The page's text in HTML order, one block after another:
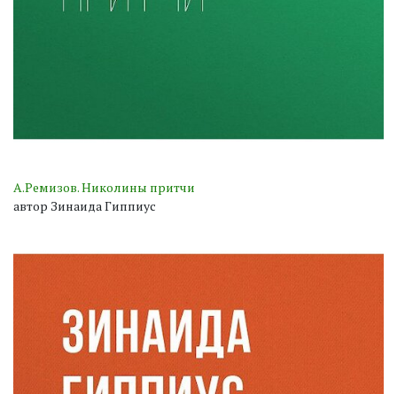
А.Ремизов. Николины притчи
автор Зинаида Гиппиус